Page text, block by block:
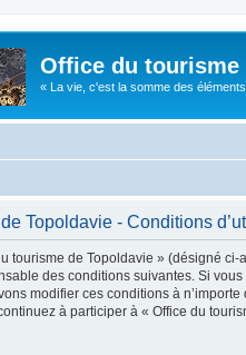
Office du tourisme
« La vie, c'est la somme des
Topoldavie - Conditions
tourisme de Topoldavie » (désigné
des conditions suivantes. Si
modifier ces conditions à
à participer à « Office du